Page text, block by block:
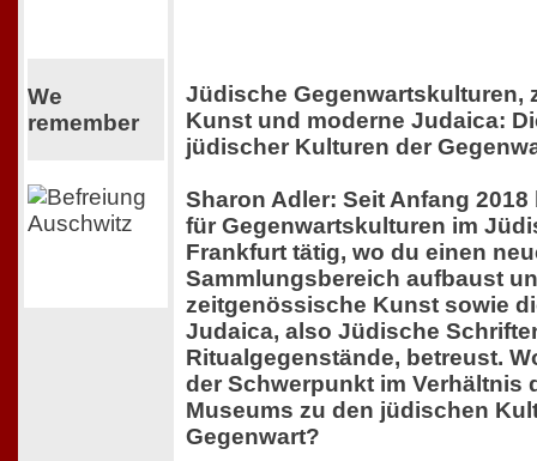
We
remember
Jüdische Gegenwartskulturen,
Kunst und moderne Judaica:
jüdischer Kulturen der
Sharon Adler: Seit Anfang
für Gegenwartskulturen im
Frankfurt tätig, wo du einen
Sammlungsbereich aufbaust
zeitgenössische Kunst sowie
Judaica, also Jüdische
Ritualgegenstände, betreust.
der Schwerpunkt im Verhältnis
Museums zu den jüdischen
Gegenwart?